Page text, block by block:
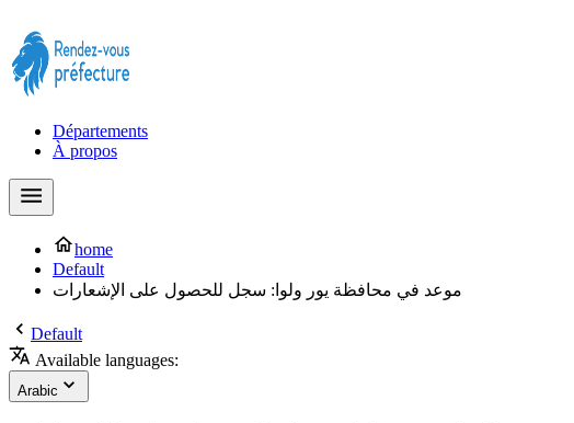
Départements
À propos
home
Default
موعد في محافظة يور ولوا: سجل للحصول على الإشعارات
Default
Available languages:
Arabic